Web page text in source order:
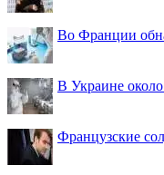
Во Франции
В Украине
Французские